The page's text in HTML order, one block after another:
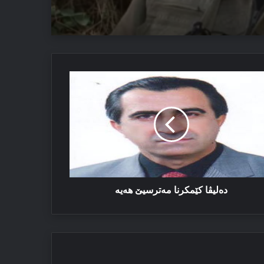
ئاستەنگە
دا
ده‌لیڤا کێمکرنا مه‌ترسیێ ھه‌یه‌